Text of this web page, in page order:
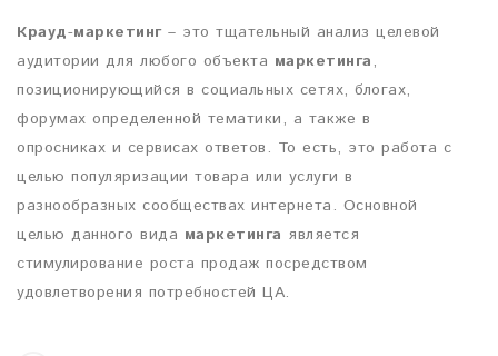
Крауд-маркетинг– это тщательный анализ целевой
аудитории для любого объекта маркетинга ,
позиционирующийся в социальных сетях, блогах,
форумах определенной тематики, а также в
опросниках и сервисах ответов. То есть, это работа с
целью популяризации товара или услуги в
разнообразных сообществах интернета. Основной
целью данного вида маркетинга является
стимулирование роста продаж посредством
удовлетворения потребностей ЦА.